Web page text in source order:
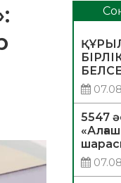
5547